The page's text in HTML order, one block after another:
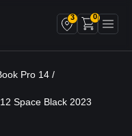
3 0
Pro 14 /
Space Black 2023